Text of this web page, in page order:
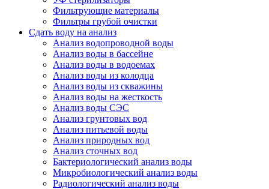
Фильтрующие материалы
Фильтры грубой очистки
Сдать воду на анализ
Анализ водопроводной воды
Анализ воды в бассейне
Анализ воды в водоемах
Анализ воды из колодца
Анализ воды из скважины
Анализ воды на жесткость
Анализ воды СЭС
Анализ грунтовых вод
Анализ питьевой воды
Анализ природных вод
Анализ сточных вод
Бактериологический анализ воды
Микробиологический анализ воды
Радиологический анализ воды